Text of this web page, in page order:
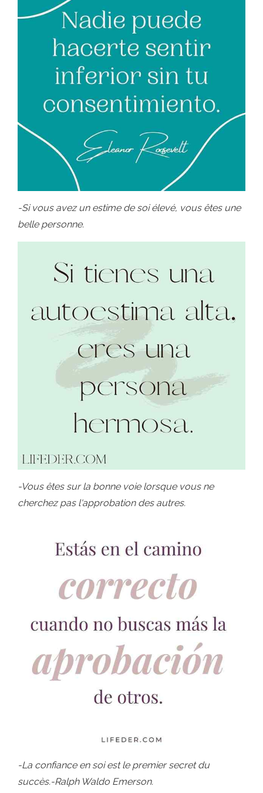
-Si vous avez un estime de soi élevé, vous êtes une
belle personne.
-Vous êtes sur la bonne voie lorsque vous ne
cherchez pas l'approbation des autres.
-La confiance en soi est le premier secret du
succès.-Ralph Waldo Emerson.